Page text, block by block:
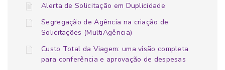
Alerta de Solicitação em Duplicidade
Segregação de Agência na criação de
Solicitações (MultiAgência)
Custo Total da Viagem: uma visão completa
para conferência e aprovação de despesas